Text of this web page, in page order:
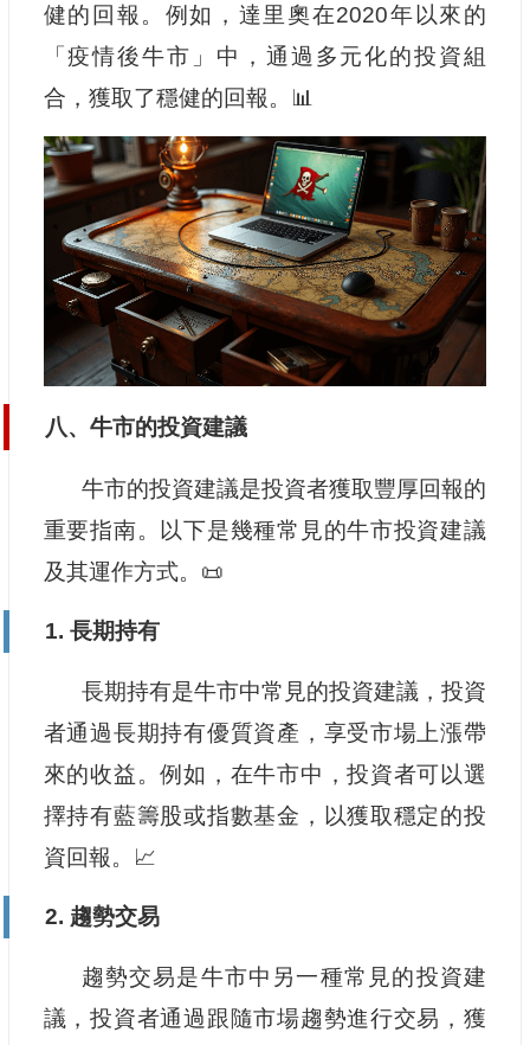
健的回報。例如，達里奧在2020年以來的
「疫情後牛市」中，通過多元化的投資組
合，獲取了穩健的回報。📊
八、牛市的投資建議
牛市的投資建議是投資者獲取豐厚回報的
重要指南。以下是幾種常見的牛市投資建議
及其運作方式。📜
1. 長期持有
長期持有是牛市中常見的投資建議，投資
者通過長期持有優質資產，享受市場上漲帶
來的收益。例如，在牛市中，投資者可以選
擇持有藍籌股或指數基金，以獲取穩定的投
資回報。📈
2. 趨勢交易
趨勢交易是牛市中另一種常見的投資建
議，投資者通過跟隨市場趨勢進行交易，獲